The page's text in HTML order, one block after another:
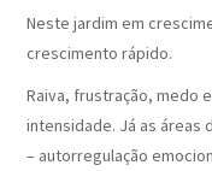
Neste jardim em
crescimento rápido.
Raiva, frustração, medo
intensidade. Já as áreas
– autorregulação